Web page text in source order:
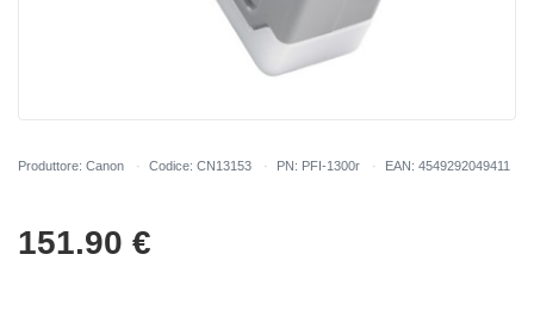
Produttore: Canon Codice: CN13153 PN: PFI-1300r EAN: 4549292049411
151.90 €